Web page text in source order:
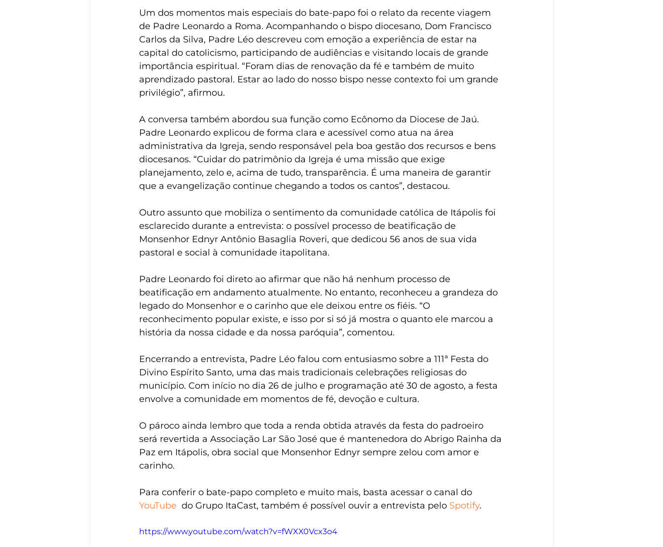
Um dos momentos mais especiais do bate-papo foi o relato da recente viagem
de Padre Leonardo a Roma. Acompanhando o bispo diocesano, Dom Francisco
Carlos da Silva, Padre Léo descreveu com emoção a experiência de estar na
capital do catolicismo, participando de audiências e visitando locais de grande
importância espiritual. “Foram dias de renovação da fé e também de muito
aprendizado pastoral. Estar ao lado do nosso bispo nesse contexto foi um grande
privilégio”, afirmou.
A conversa também abordou sua função como Ecônomo da Diocese de Jaú.
Padre Leonardo explicou de forma clara e acessível como atua na área
administrativa da Igreja, sendo responsável pela boa gestão dos recursos e bens
diocesanos. “Cuidar do patrimônio da Igreja é uma missão que exige
planejamento, zelo e, acima de tudo, transparência. É uma maneira de garantir
que a evangelização continue chegando a todos os cantos”, destacou.
Outro assunto que mobiliza o sentimento da comunidade católica de Itápolis foi
esclarecido durante a entrevista: o possível processo de beatificação de
Monsenhor Ednyr Antônio Basaglia Roveri, que dedicou 56 anos de sua vida
pastoral e social à comunidade itapolitana.
Padre Leonardo foi direto ao afirmar que não há nenhum processo de
beatificação em andamento atualmente. No entanto, reconheceu a grandeza do
legado do Monsenhor e o carinho que ele deixou entre os fiéis. “O
reconhecimento popular existe, e isso por si só já mostra o quanto ele marcou a
história da nossa cidade e da nossa paróquia”, comentou.
Encerrando a entrevista, Padre Léo falou com entusiasmo sobre a 111ª Festa do
Divino Espírito Santo, uma das mais tradicionais celebrações religiosas do
município. Com início no dia 26 de julho e programação até 30 de agosto, a festa
envolve a comunidade em momentos de fé, devoção e cultura.
O pároco ainda lembro que toda a renda obtida através da festa do padroeiro
será revertida a Associação Lar São José que é mantenedora do Abrigo Rainha da
Paz em Itápolis, obra social que Monsenhor Ednyr sempre zelou com amor e
carinho.
Para conferir o bate-papo completo e muito mais, basta acessar o canal do
YouTube
  do Grupo ItaCast, também é possível ouvir a entrevista pelo
Spotify.
https://www.youtube.com/watch?v=fWXX0Vcx3o4